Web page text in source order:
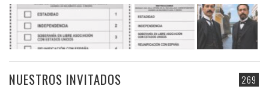
269
NUESTROS INVITADOS